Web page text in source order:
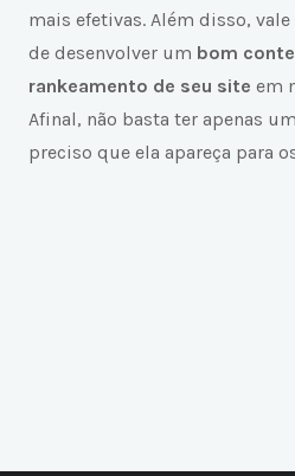
mais efetivas. Além disso,
de desenvolver um bom
rankeamento de seu siteem
Afinal, não basta ter apenas
preciso que ela apareça para